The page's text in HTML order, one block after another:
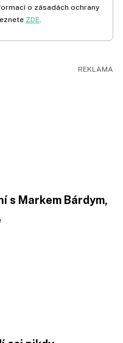
o zásadách ochrany
ZDE.
s Markem Bárdym,